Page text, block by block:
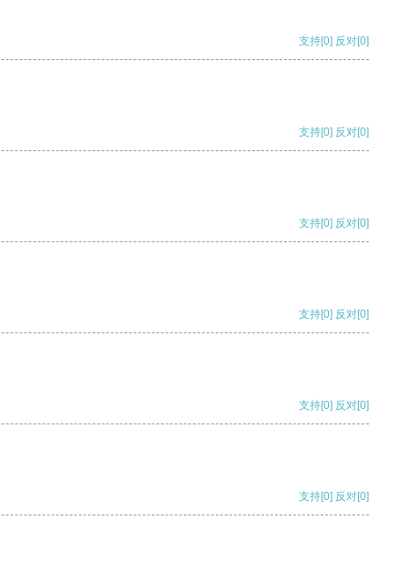
支持[0] 反对[0]
支持[0] 反对[0]
支持[0] 反对[0]
支持[0] 反对[0]
支持[0] 反对[0]
支持[0] 反对[0]